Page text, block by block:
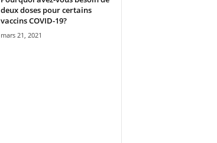
deux doses pour certains
vaccins COVID-19?
mars 21, 2021